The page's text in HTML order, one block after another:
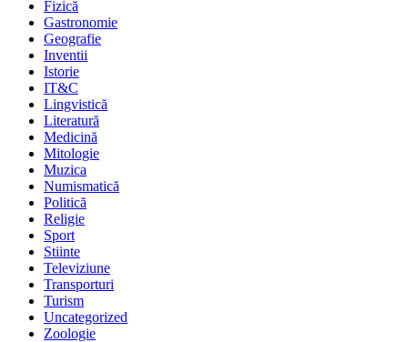
Fizică
Gastronomie
Geografie
Inventii
Istorie
IT&C
Lingvistică
Literatură
Medicină
Mitologie
Muzica
Numismatică
Politică
Religie
Sport
Stiinte
Televiziune
Transporturi
Turism
Uncategorized
Zoologie